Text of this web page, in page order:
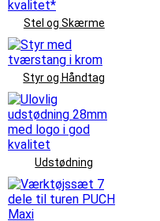
Stel og Skærme
Styr og Håndtag
Udstødning